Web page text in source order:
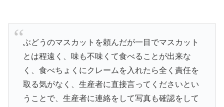
ぶどうのマスカットを頼んだが一目でマスカット
とは程遠く、味も不味くて食べることが出来な
く、食べちょくにクレームを入れたら全く責任を
取る気がなく、生産者に直接言ってくださいとい
うことで、生産者に連絡をして写真も確認をして